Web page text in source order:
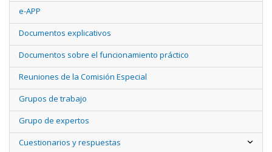
e-APP
Documentos explicativos
Documentos sobre el funcionamiento práctico
Reuniones de la Comisión Especial
Grupos de trabajo
Grupo de expertos
Cuestionarios y respuestas